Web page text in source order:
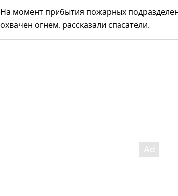
На момент прибытия пожарных
охвачен огнем, рассказали спасатели.